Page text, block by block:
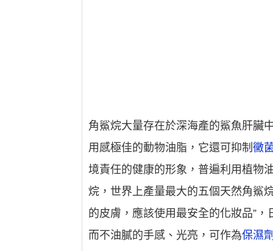
角鯊烷大量存在於深海產的鯊魚肝臟
用感極佳的動物油脂，它還可抑制黴
境責任的健康的形象，普遍利用植物
烷，世界上產量最大的五個天然角鯊
的皮膚，應該使用最安全的化妝品”
而不油膩的手感、光亮，可作為保濕